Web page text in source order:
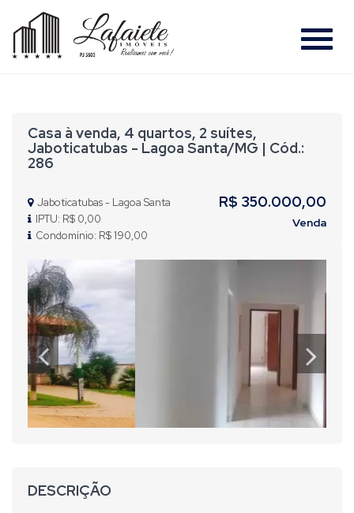
#
Casa à venda, 4 quartos, 2 suítes,
Jaboticatubas - Lagoa Santa/MG | Cód.:
286
Jaboticatubas - Lagoa Santa
IPTU: R$ 0,00
Condomínio: R$ 190,00
R$ 350.000,00
Venda
Previous
DESCRIÇÃO